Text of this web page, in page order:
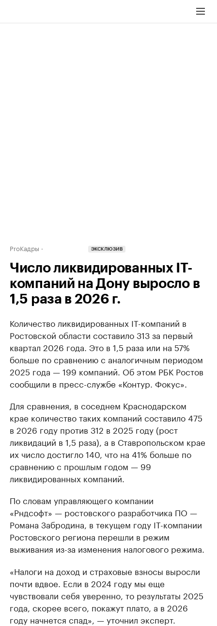
ProКадры ЭКСКЛЮЗИВ
Число ликвидированных IT-
компаний на Дону выросло в
1,5 раза в 2026 г.
Количество ликвидированных IT-компаний в
Ростовской области составило 313 за первый
квартал 2026 года. Это в 1,5 раза или на 57%
больше по сравнению с аналогичным периодом
2025 года — 199 компаний. Об этом РБК Ростов
сообщили в пресс-службе «Контур. Фокус».
Для сравнения, в соседнем Краснодарском
крае количество таких компаний составило 475
в 2026 году против 312 в 2025 году (рост
ликвидаций в 1,5 раза), а в Ставропольском крае
их число достигло 140, что на 41% больше по
сравнению с прошлым годом — 99
ликвидированных компаний.
По словам управляющего компании
«Рндсофт» — ростовского разработчика ПО —
Романа Забродина, в текущем году IT-компании
Ростовского региона перешли в режим
выживания из-за изменения налогового режима.
«Налоги на доход и страховые взносы выросли
почти вдвое. Если в 2024 году мы еще
чувствовали себя уверенно, то результаты 2025
года, скорее всего, покажут плато, а в 2026
году начнется спад», — уточнил эксперт.